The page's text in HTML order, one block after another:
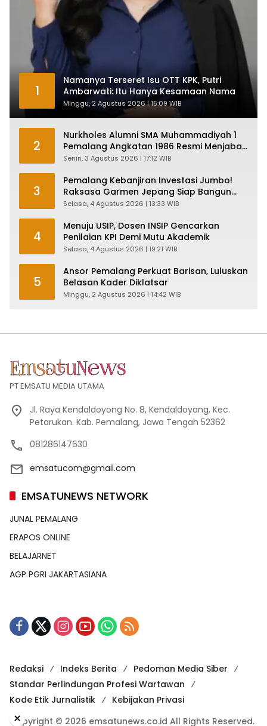
1
Namanya Terseret Isu OTT KPK, Putri
Ambarwati: Itu Hanya Kesamaan Nama
Minggu, 2 Agustus 2026 | 15:09 WIB
2
Nurkholes Alumni SMA Muhammadiyah 1
Pemalang Angkatan 1986 Resmi Menjabat
Plt Bupati, Inilah Pesan Ketua Asmam 86
Senin, 3 Agustus 2026 | 17:12 WIB
3
Pemalang Kebanjiran Investasi Jumbo!
Raksasa Garmen Jepang Siap Bangun
Pabrik dan Serap Ribuan Tenaga Kerja
Selasa, 4 Agustus 2026 | 13:33 WIB
4
Menuju USIP, Dosen INSIP Gencarkan
Penilaian KPI Demi Mutu Akademik
Selasa, 4 Agustus 2026 | 19:21 WIB
5
Ansor Pemalang Perkuat Barisan, Luluskan
Belasan Kader Diklatsar
Minggu, 2 Agustus 2026 | 14:42 WIB
PT EMSATU MEDIA UTAMA
Jl. Raya Kendaldoyong No. 8, Kendaldoyong, Kec.
Petarukan. Kab. Pemalang, Jawa Tengah 52362
081286147630
emsatucom@gmail.com
EMSATUNEWS NETWORK
JUNAL PEMALANG
ERAPOS ONLINE
BELAJARNET
AGP PGRI JAKARTASIANA
Redaksi Indeks Berita
Pedoman Media Siber
Standar Perlindungan Profesi Wartawan
Kode Etik Jurnalistik
Kebijakan Privasi
Copyright © 2026 emsatunews.co.id All Rights Reserved.
×